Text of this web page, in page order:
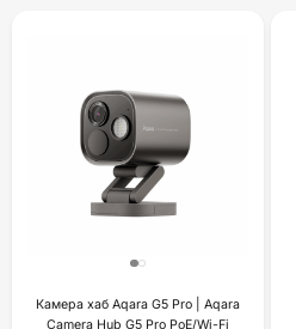
Камера хаб Aqara G5 Pro | Aqara
Camera Hub G5 Pro PoE/Wi-Fi